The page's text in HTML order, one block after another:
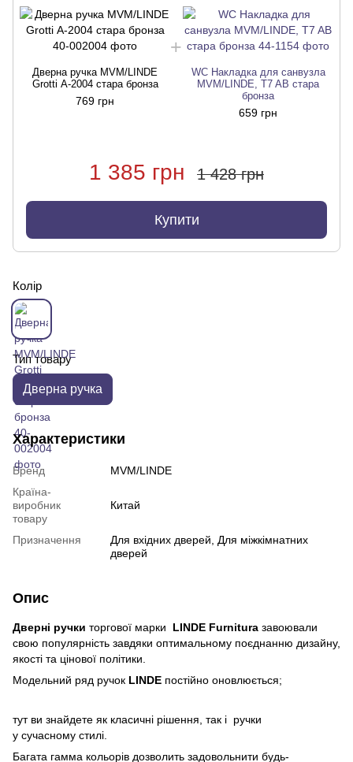
Дверна ручка MVM/LINDE
Grotti А-2004 стара бронза
769 грн
WC Накладка для санвузла
MVM/LINDE, T7 AB стара
бронза
659 грн
1 385 грн 1 428 грн
Купити
Колір
Тип товару
Дверна ручка
Характеристики
Бренд
MVM/LINDE
Країна-
виробник
товару
Китай
Призначення
Для вхідних дверей, Для міжкімнатних
дверей
Опис
Дверні ручки торгової марки LINDE Furnitura завоювали
свою популярність завдяки оптимальному поєднанню дизайну,
якості та цінової політики.
Модельний ряд ручок LINDE постійно оновлюється;
тут ви знайдете як класичні рішення, так і ручки
у сучасному стилі.
Багата гамма кольорів дозволить задовольнити будь-